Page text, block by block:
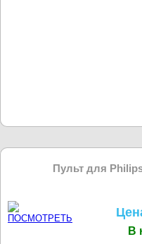
Пульт для
В